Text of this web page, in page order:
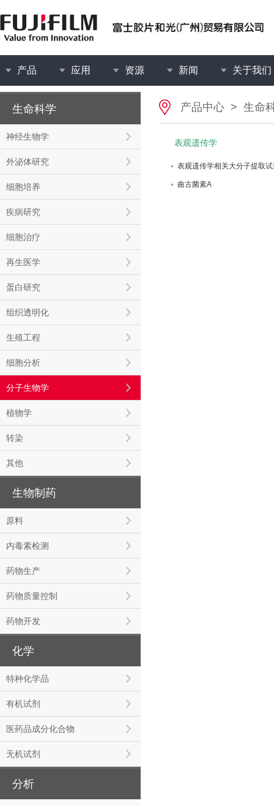
产品 应用 资源 新闻 关于我们
生命科学
神经生物学
外泌体研究
细胞培养
疾病研究
细胞治疗
再生医学
蛋白研究
组织透明化
生殖工程
细胞分析
分子生物学
植物学
转染
其他
生物制药
原料
内毒素检测
药物生产
药物质量控制
药物开发
化学
特种化学品
有机试剂
医药品成分化合物
无机试剂
分析
产品中心 > 生命
表观遗传学
表观遗传学相关大分子提取
曲古菌素A